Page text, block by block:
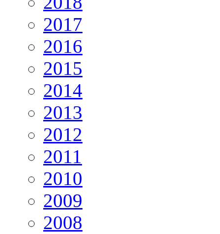
2017
2016
2015
2014
2013
2012
2011
2010
2009
2008